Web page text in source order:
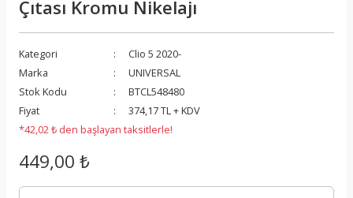
Çıtası Kromu Nikelajı
Kategori
Clio 5 2020-
Marka
UNIVERSAL
Stok Kodu
BTCL548480
Fiyat
374,17 TL + KDV
*42,02 ₺ den başlayan taksitlerle!
449,00 ₺